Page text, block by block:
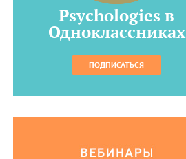
Psychologies в
Одноклассниках
ПОДПИСАТЬСЯ